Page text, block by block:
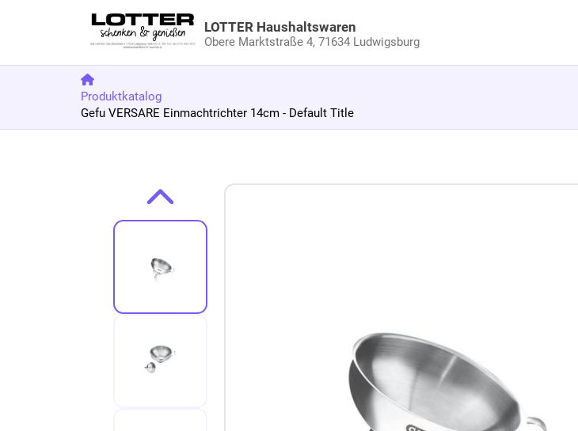
LOTTER Haushaltswaren
Obere Marktstraße 4, 71634 Ludwigsburg
Produktkatalog
Gefu VERSARE Einmachtrichter 14cm - Default Title
Zur Produktbeschreibung springen